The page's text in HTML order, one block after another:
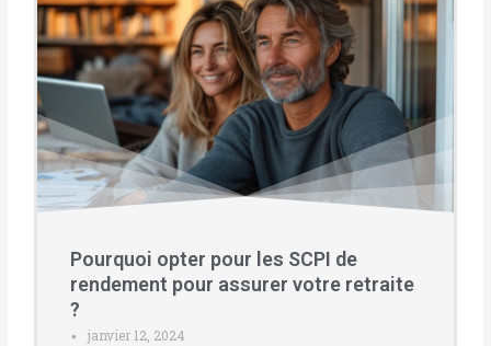
Pourquoi opter pour les SCPI de
rendement pour assurer votre retraite
?
• janvier 12, 2024